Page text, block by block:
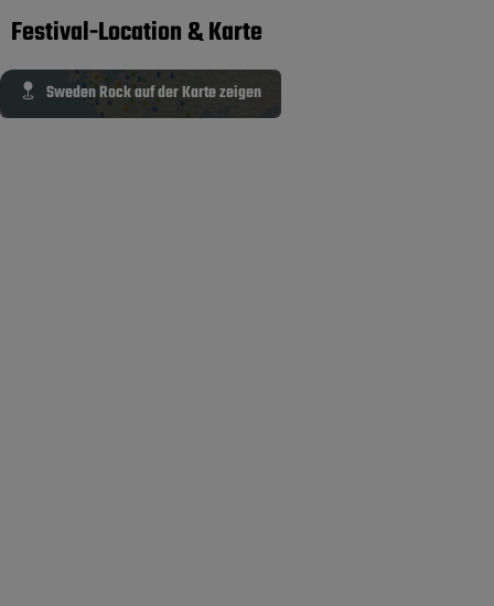
Festival-Location & Karte
Sweden Rock auf der Karte zeigen